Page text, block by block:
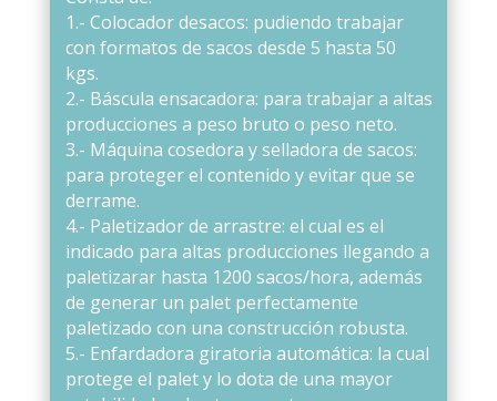
1.- Colocador desacos: pudiendo trabajar
con formatos de sacos desde 5 hasta 50
kgs.
2.- Báscula ensacadora: para trabajar a altas
producciones a peso bruto o peso neto.
3.- Máquina cosedora y selladora de sacos:
para proteger el contenido y evitar que se
derrame.
4.- Paletizador de arrastre: el cual es el
indicado para altas producciones llegando a
paletizarar hasta 1200 sacos/hora, además
de generar un palet perfectamente
paletizado con una construcción robusta.
5.- Enfardadora giratoria automática: la cual
protege el palet y lo dota de una mayor